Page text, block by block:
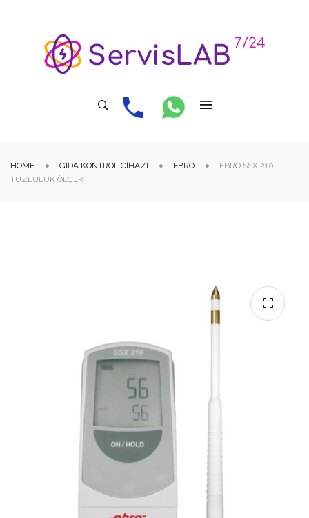
HOME GIDA KONTROL CIHAZI EBRO
EBRO SSX 210
TUZLULUK ÖLÇER